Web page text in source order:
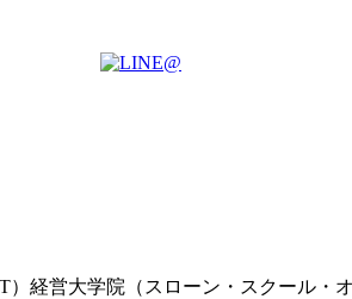
経営大学院（スローン・スクール